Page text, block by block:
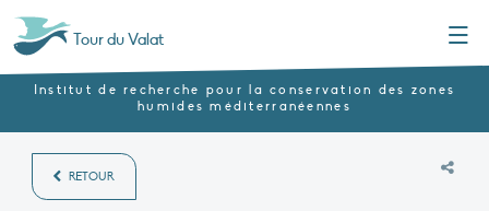
Tour du Valat
Institut de recherche pour la conservation des zones
humides méditerranéennes
RETOUR